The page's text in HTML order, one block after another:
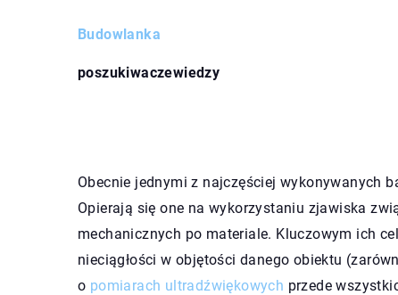
Budowlanka
poszukiwaczewiedzy
Obecnie jednymi z najczęściej wykonywanych
Opierają się one na wykorzystaniu zjawiska
mechanicznych po materiale. Kluczowym ich
nieciągłości w objętości danego obiektu
o pomiarach ultradźwiękowych przede